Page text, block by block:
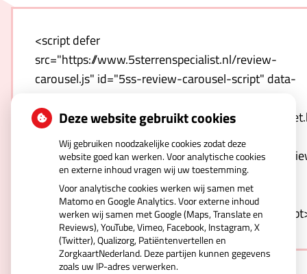
<script defer
src="https://www.5sterrenspecialist.nl/review-
carousel.js" id="5ss-review-carousel-script" data-
template="https://www.5sterrenspecialist.nl/
hash=qnwZULNO1T-
carousel&webshop-or-
regular=regular&orientation=portrait&logo-
color=blue&background=white&border=1"></
Deze website gebruikt cookies
Wij gebruiken noodzakelijke cookies zodat deze
website goed kan werken. Voor analytische cookies
en externe inhoud vragen wij uw toestemming.
Voor analytische cookies werken wij samen met
Matomo en Google Analytics. Voor externe inhoud
werken wij samen met Google (Maps, Translate en
Reviews), YouTube, Vimeo, Facebook, Instagram, X
(Twitter), Qualizorg, Patiëntenvertellen en
ZorgkaartNederland. Deze partijen kunnen gegevens
zoals uw IP-adres verwerken.